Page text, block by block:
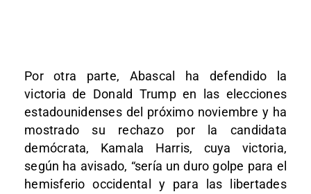
Por otra parte, Abascal ha defendido la
victoria de Donald Trump en las elecciones
estadounidenses del próximo noviembre y ha
mostrado su rechazo por la candidata
demócrata, Kamala Harris, cuya victoria,
según ha avisado, “sería un duro golpe para el
hemisferio occidental y para las libertades